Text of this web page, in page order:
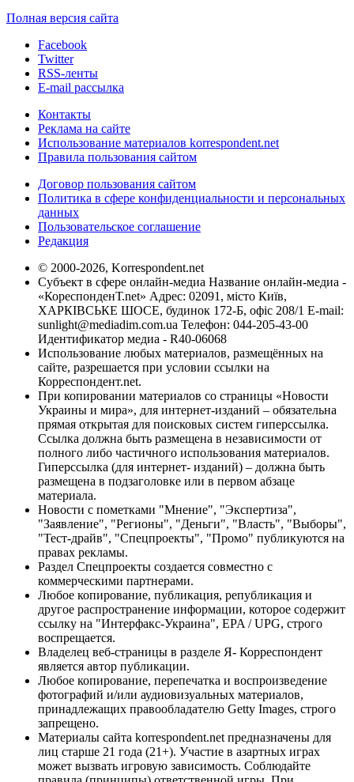
Полная версия сайта
Facebook
Twitter
RSS-ленты
E-mail рассылка
Контакты
Реклама на сайте
Использование материалов korrespondent.net
Правила пользования сайтом
Договор пользования сайтом
Политика в сфере конфиденциальности и персональных
данных
Пользовательское соглашение
Редакция
© 2000-2026, Korrespondent.net
Субъект в сфере онлайн-медиа Название онлайн-медиа -
«КореспонденТ.net» Адрес: 02091, місто Київ,
ХАРКІВСЬКЕ ШОСЕ, будинок 172-Б, офіс 208/1 E-mail:
sunlight@mediadim.com.ua Телефон: 044-205-43-00
Идентификатор медиа - R40-06068
Использование любых материалов, размещённых на
сайте, разрешается при условии ссылки на
Корреспондент.net.
При копировании материалов со страницы «Новости
Украины и мира», для интернет-изданий – обязательна
прямая открытая для поисковых систем гиперссылка.
Ссылка должна быть размещена в независимости от
полного либо частичного использования материалов.
Гиперссылка (для интернет- изданий) – должна быть
размещена в подзаголовке или в первом абзаце
материала.
Новости с пометками "Мнение", "Экспертиза",
"Заявление", "Регионы", "Деньги", "Власть", "Выборы",
"Тест-драйв", "Спецпроекты", "Промо" публикуются на
правах рекламы.
Раздел Спецпроекты создается совместно с
коммерческими партнерами.
Любое копирование, публикация, републикация и
другое распространение информации, которое содержит
ссылку на "Интерфакс-Украина", EPA / UPG, строго
воспрещается.
Владелец веб-страницы в разделе Я- Корреспондент
является автор публикации.
Любое копирование, перепечатка и воспроизведение
фотографий и/или аудиовизуальных материалов,
принадлежащих правообладателю Getty Images, строго
запрещено.
Материалы сайта korrespondent.net предназначены для
лиц старше 21 года (21+). Участие в азартных играх
может вызвать игровую зависимость. Соблюдайте